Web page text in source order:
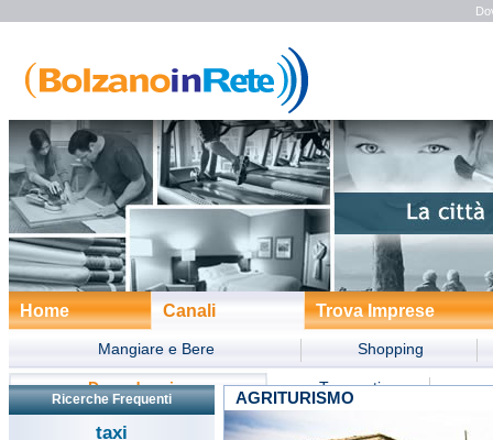
Home Canali Trova Imprese
Mangiare e Bere Shopping
Dove dormire Trasporti
Divertimento
Ricerche Frequenti
taxi
AGRITURISMO